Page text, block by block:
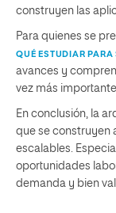
construyen las
Para quienes se
QUÉ ESTUDIAR
avances y
vez más
En conclusión, la
que se construyen
escalables.
oportunidades
demanda y bien